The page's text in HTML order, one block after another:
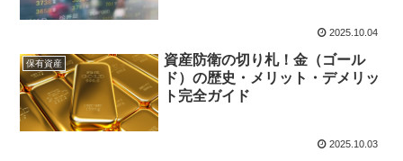
2025.10.04
保有資産
資産防衛の切り札！金（ゴール
ド）の歴史・メリット・デメリッ
ト完全ガイド
2025.10.03